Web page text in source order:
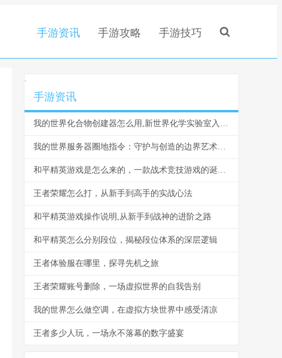
手游资讯 手游攻略 手游技巧
.
手游资讯
我的世界化合物创建器怎么用,新世界化学实验室入门指南
我的世界服务器圈地指令：守护与创造的边界艺术，副标题：从领地到社群的虚拟构建法则
和平精英游戏是怎么来的，一款战术竞技游戏的诞生之路
王者荣耀怎么打，从新手到高手的实战心法
和平精英游戏操作说明,从新手到战神的进阶之路
和平精英怎么分别段位，揭秘段位体系的深层逻辑
王者体验服在哪里，探寻先机之旅
王者荣耀账号删除，一场虚拟世界的自我告别
我的世界怎么做空调，在虚拟方块世界中感受清凉
王者多少人玩，一场永不落幕的数字盛宴